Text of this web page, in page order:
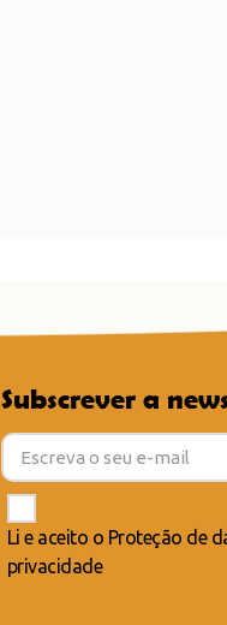
Subscrever a
Li e aceito o Proteção de
privacidade